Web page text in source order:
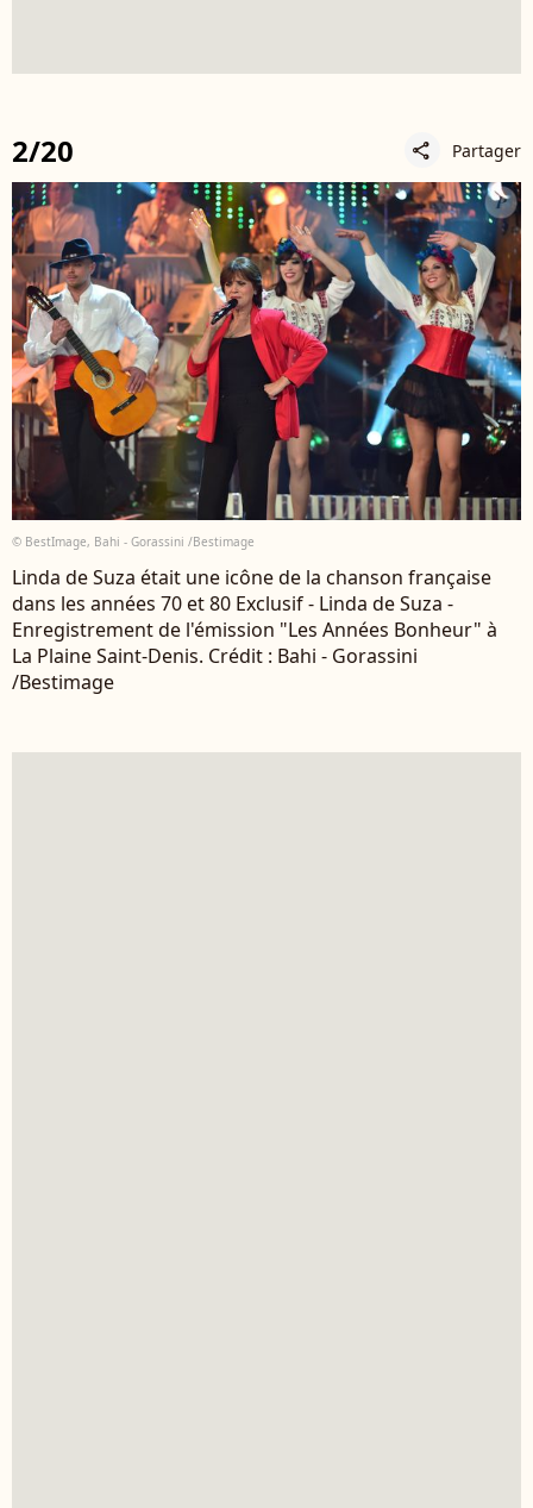
2/20 share Partager
© BestImage, Bahi - Gorassini /Bestimage
Linda de Suza était une icône de la chanson française
dans les années 70 et 80 Exclusif - Linda de Suza -
Enregistrement de l'émission "Les Années Bonheur" à
La Plaine Saint-Denis. Crédit : Bahi - Gorassini
/Bestimage